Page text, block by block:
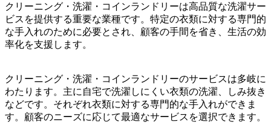
クリーニング・洗濯・コインランドリーは高品質な洗濯サー
ビスを提供する重要な業種です。特定の衣類に対する専門的
な手入れのために必要とされ、顧客の手間を省き、生活の効
率化を支援します。
クリーニング・洗濯・コインランドリーのサービスは多岐に
わたります。主に自宅で洗濯しにくい衣類の洗濯、しみ抜き
などです。それぞれ衣類に対する専門的な手入れができま
す。顧客のニーズに応じて最適なサービスを選択できます。